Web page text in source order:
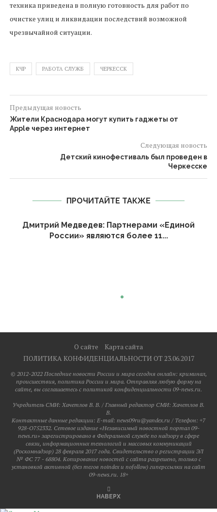
техника приведена в полную готовность для работ по
очистке улиц и ликвидации последствий возможной
чрезвычайной ситуации.
КЧР РАБОТА СЛУЖБ ЧЕРКЕССК
Предыдущая новость
Жители Краснодара могут купить гаджеты от
Apple через интернет
Следующая новость
Детский кинофестиваль был проведен в
Черкесске
ПРОЧИТАЙТЕ ТАКЖЕ
Дмитрий Медведев: Партнерами «Единой
России» являются более 11...
О сайте
Карта сайта
ПОЛИТИКА КОНФИДЕНЦИАЛЬНОСТИ ОТ 23.06.2017
© 2012-2022 Последние новости России и мира сегодня онлайн: криминал,
происшествия, политика России и мира. Отправляя любую форму на
сайте, вы соглашаетесь с политикой конфиденциальности 09-news.ru.
Учредитель СМИ: Хaчeтлoв B. B. / Главный редактор СМИ: Хaчeтлoв B.
B.
Контактные данные редакции: E-mail: news09ru@yandex.ru / Телефон: +7
928-O752332. Сетевое издание «Независимый новостной портал 09-
news.ru» зарегистрировано в Федеральной службе по надзору в сфере
связи, информационных технологий и массовых коммуникаций
(Роскомнадзор) 28 февраля 2017 года. Свидетельство о регистрации ЭЛ
№ ФС 77 - 68804. Копирование новостей с сайта разрешено, только с
установкой активной (без тегов noindex и nofollow) гиперссылки на сайт
09-news.ru. 18+
НАВЕРХ